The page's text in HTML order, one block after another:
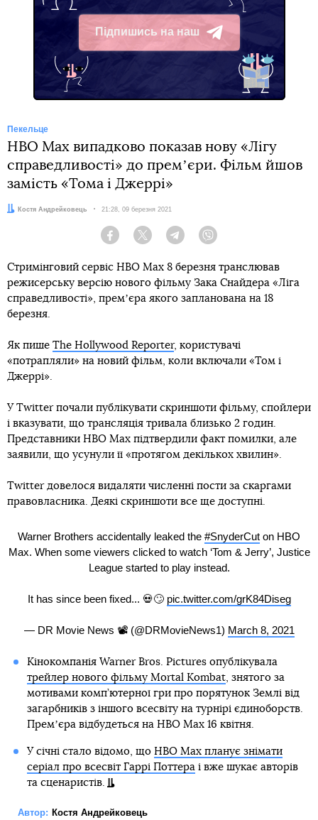
Підпишись на наш
Telegram
Пекельце
HBO Max випадково показав нову «Лігу
справедливості» до премʼєри. Фільм йшов
замість «Тома і Джеррі»
Автор:Костя Андрейковець Дата:
21:28, 09 березня 2021
Facebook Twitter Telegram
Стримінговий сервіс HBO Max 8 березня транслював
режисерську версію нового фільму Зака Снайдера «Ліга
справедливості», премʼєра якого запланована на 18
березня.
Як пише The Hollywood Reporter, користувачі
«потрапляли» на новий фільм, коли включали «Том і
Джеррі».
У Twitter почали публікувати скриншоти фільму, спойлери
і вказувати, що трансляція тривала близько 2 годин.
Представники HBO Max підтвердили факт помилки, але
заявили, що усунули її «протягом декількох хвилин».
Twitter довелося видаляти численні пости за скаргами
правовласника. Деякі скриншоти все ще доступні.
Warner Brothers accidentally leaked the #SnyderCut on HBO
Max. When some viewers clicked to watch ‘Tom & Jerry’, Justice
League started to play instead.
It has since been fixed... 💀🙄 pic.twitter.com/grK84Diseg
— DR Movie News 📽 (@DRMovieNews1) March 8, 2021
Кінокомпанія Warner Bros. Pictures опублікувала
трейлер нового фільму Mortal Kombat, знятого за
мотивами комп’ютерної гри про порятунок Землі від
загарбників з іншого всесвіту на турнірі єдиноборств.
Премʼєра відбудеться на HBO Max 16 квітня.
У січні стало відомо, що HBO Max планує знімати
серіал про всесвіт Гаррі Поттера і вже шукає авторів
та сценаристів.
Автор: Костя Андрейковець